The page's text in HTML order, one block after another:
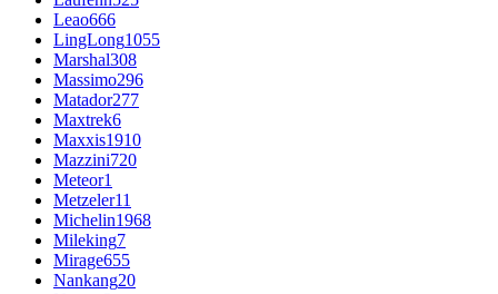
Leao666
LingLong1055
Marshal308
Massimo296
Matador277
Maxtrek6
Maxxis1910
Mazzini720
Meteor1
Metzeler11
Michelin1968
Mileking7
Mirage655
Nankang20